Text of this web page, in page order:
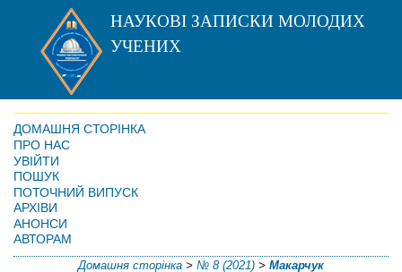
НАУКОВІ ЗАПИСКИ МОЛОДИХ
УЧЕНИХ
ДОМАШНЯ СТОРІНКА
ПРО НАС
УВІЙТИ
ПОШУК
ПОТОЧНИЙ ВИПУСК
АРХІВИ
АНОНСИ
АВТОРАМ
Домашня сторінка > № 8 (2021) > Макарчук